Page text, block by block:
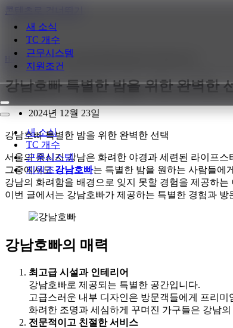
콘텐츠로 건너뛰기
새 소식
TC 개수
근무시스템
지원조건
내
비
이
메
뉴
내
비
게
션
메
뉴
새 소식
TC 개수
근무시스템
지원조건
»새 소식»강남호빠 특별한 밤을 위한 완벽한 선택
강남호빠 특별한 밤을 위한 완벽한
2024년 12월 23일
강남호빠 특별한 밤을 위한 완벽한 선택
서울의 중심지 강남은 화려한 야경과 세련된 라이프스
그중에서도강남호빠는 특별한 밤을 원하는 사람들에
강남의 화려함을 배경으로 잊지 못할 경험을 제공하
이번 글에서는 강남호빠가 제공하는 특별한 경험과
강남호빠의 매력
최고급 시설과 인테리어
강남호빠로 제공되는 특별한 공간입니다.
고급스러운 내부 디자인은 방문객들에게 프리미
화려한 조명과 세심하게 꾸며진 가구들은 강남
전문적이고 친절한 서비스